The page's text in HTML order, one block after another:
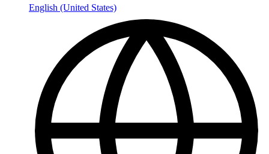
English (United States)